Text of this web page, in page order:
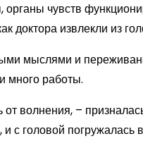
органы чувств
доктора извлекли из
мыслями и
много работы.
волнения, –
с головой